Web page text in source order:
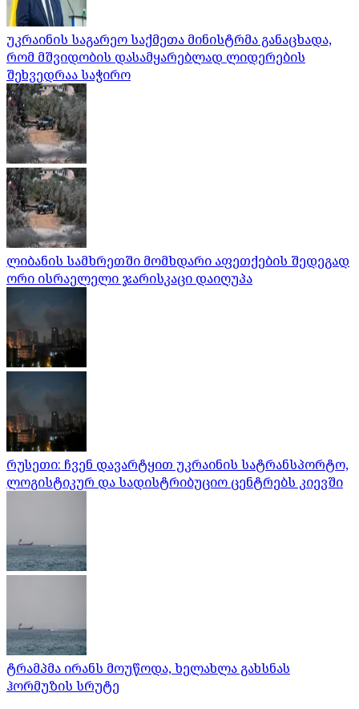
უკრაინის საგარეო საქმეთა მინისტრმა განაცხადა,
რომ მშვიდობის დასამყარებლად ლიდერების
შეხვედრაა საჭირო
ლიბანის სამხრეთში მომხდარი აფეთქების შედეგად
ორი ისრაელელი ჯარისკაცი დაიღუპა
რუსეთი: ჩვენ დავარტყით უკრაინის სატრანსპორტო,
ლოგისტიკურ და სადისტრიბუციო ცენტრებს კიევში
ტრამპმა ირანს მოუწოდა, ხელახლა გახსნას
ჰორმუზის სრუტე